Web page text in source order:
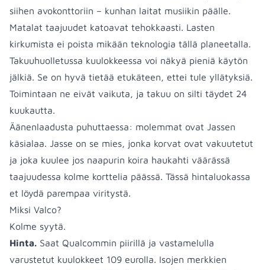
siihen avokonttoriin – kunhan laitat musiikin päälle.
Matalat taajuudet katoavat tehokkaasti. Lasten
kirkumista ei poista mikään teknologia tällä planeetalla.
Takuuhuolletussa kuulokkeessa voi näkyä pieniä käytön
jälkiä. Se on hyvä tietää etukäteen, ettei tule yllätyksiä.
Toimintaan ne eivät vaikuta, ja takuu on silti täydet 24
kuukautta.
Äänenlaadusta puhuttaessa: molemmat ovat Jassen
käsialaa. Jasse on se mies, jonka korvat ovat vakuutetut
ja joka kuulee jos naapurin koira haukahti väärässä
taajuudessa kolme korttelia päässä. Tässä hintaluokassa
et löydä parempaa viritystä.
Miksi Valco?
Kolme syytä.
Hinta. Saat Qualcommin piirillä ja vastamelulla
varustetut kuulokkeet 109 eurolla. Isojen merkkien